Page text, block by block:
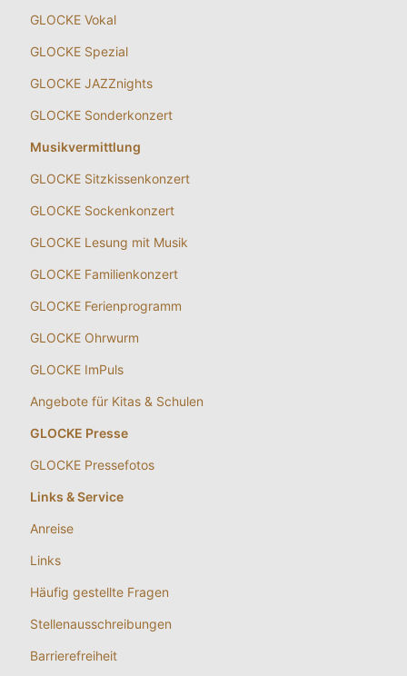
GLOCKE Vokal
GLOCKE Spezial
GLOCKE JAZZnights
GLOCKE Sonderkonzert
Musikvermittlung
GLOCKE Sitzkissenkonzert
GLOCKE Sockenkonzert
GLOCKE Lesung mit Musik
GLOCKE Familienkonzert
GLOCKE Ferienprogramm
GLOCKE Ohrwurm
GLOCKE ImPuls
Angebote für Kitas & Schulen
GLOCKE Presse
GLOCKE Pressefotos
Links & Service
Anreise
Links
Häufig gestellte Fragen
Stellenausschreibungen
Barrierefreiheit